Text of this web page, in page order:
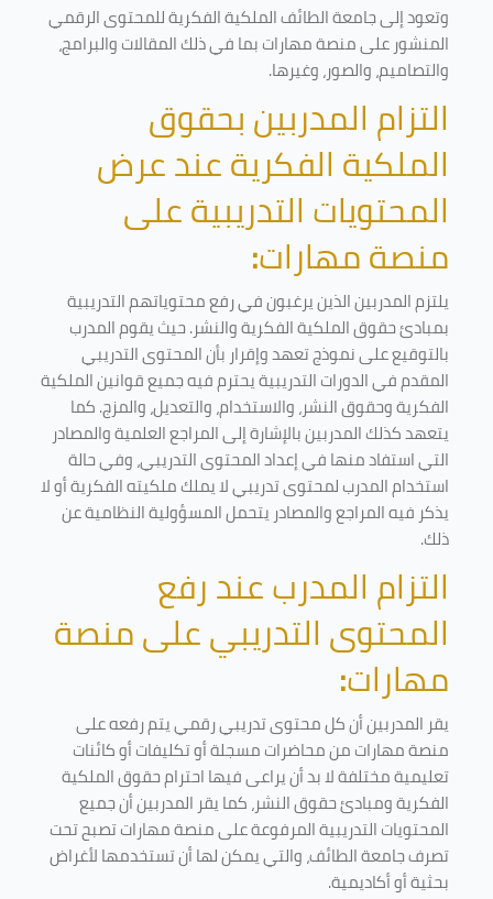
وتعود إلى جامعة الطائف الملكية الفكرية للمحتوى الرقمي
المنشور على منصة مهارات بما في ذلك المقالات والبرامج،
والتصاميم، والصور، وغيرها.
التزام المدربين بحقوق
الملكية الفكرية عند عرض
المحتويات التدريبية على
منصة مهارات:
يلتزم المدربين الذين يرغبون في رفع محتوياتهم التدريبية
بمبادئ حقوق الملكية الفكرية والنشر. حيث يقوم المدرب
بالتوقيع على نموذج تعهد وإقرار بأن المحتوى التدريبي
المقدم في الدورات التدريبية يحترم فيه جميع قوانين الملكية
الفكرية وحقوق النشر، والاستخدام، والتعديل، والمزج. كما
يتعهد كذلك المدربين بالإشارة إلى المراجع العلمية والمصادر
التي استفاد منها في إعداد المحتوى التدريبي، وفي حالة
استخدام المدرب لمحتوى تدريبي لا يملك ملكيته الفكرية أو لا
يذكر فيه المراجع والمصادر يتحمل المسؤولية النظامية عن
ذلك.
التزام المدرب عند رفع
المحتوى التدريبي على منصة
مهارات:
يقر المدربين أن كل محتوى تدريبي رقمي يتم رفعه على
منصة مهارات من محاضرات مسجلة أو تكليفات أو كائنات
تعليمية مختلفة لا بد أن يراعى فيها احترام حقوق الملكية
الفكرية ومبادئ حقوق النشر، كما يقر المدربين أن جميع
المحتويات التدريبية المرفوعة على منصة مهارات تصبح تحت
تصرف جامعة الطائف، والتي يمكن لها أن تستخدمها لأغراض
بحثية أو أكاديمية.